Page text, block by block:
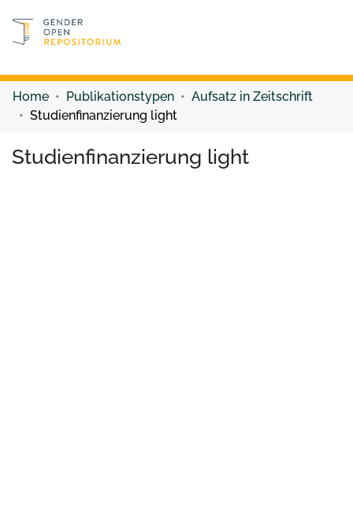
Discover content
Home Publikationstypen
Aufsatz in Zeitschrift
Studienfinanzierung light
Studienfinanzierung light